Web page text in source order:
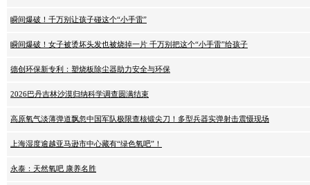
瞬间爆破！千万别让孩子碰这个“小手雷”
瞬间爆破！女子被烫坏头发也被烧掉一片 千万别把这个“小手雷”给孩子
德创环保新专利：塑烧板除尘器助力安全与环保
2026巴丹吉林沙漠归纳科学调查圆满结束
高原氧气淡薄弹道飘忽中国军队极限查核锻尖刀！多型兵器实弹射击震慑现场
上海湿度逾越亚马逊市中心藏有“绿色氧吧”！
永泰：天然氧吧 康养名胜